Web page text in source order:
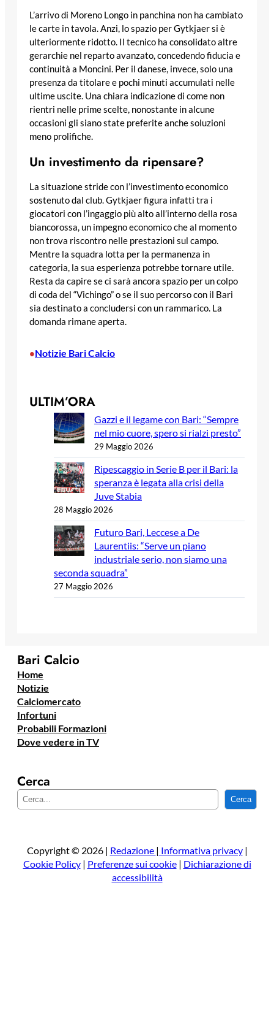
L’arrivo di Moreno Longo in panchina non ha cambiato
le carte in tavola. Anzi, lo spazio per Gytkjaer si è
ulteriormente ridotto. Il tecnico ha consolidato altre
gerarchie nel reparto avanzato, concedendo fiducia e
continuità a Moncini. Per il danese, invece, solo una
presenza da titolare e pochi minuti accumulati nelle
ultime uscite. Una chiara indicazione di come non
rientri nelle prime scelte, nonostante in alcune
occasioni gli siano state preferite anche soluzioni
meno prolifiche.
Un investimento da ripensare?
La situazione stride con l’investimento economico
sostenuto dal club. Gytkjaer figura infatti tra i
giocatori con l’ingaggio più alto all’interno della rosa
biancorossa, un impegno economico che al momento
non trova riscontro nelle prestazioni sul campo.
Mentre la squadra lotta per la permanenza in
categoria, la sua esperienza potrebbe tornare utile.
Resta da capire se ci sarà ancora spazio per un colpo
di coda del “Vichingo” o se il suo percorso con il Bari
sia destinato a concludersi con un rammarico. La
domanda rimane aperta.
•Notizie Bari Calcio
ULTIM’ORA
Gazzi e il legame con Bari: “Sempre
nel mio cuore, spero si rialzi presto”
29 Maggio 2026
Ripescaggio in Serie B per il Bari: la
speranza è legata alla crisi della
Juve Stabia
28 Maggio 2026
Futuro Bari, Leccese a De
Laurentiis: “Serve un piano
industriale serio, non siamo una
seconda squadra”
27 Maggio 2026
Bari Calcio
Home
Notizie
Calciomercato
Infortuni
Probabili Formazioni
Dove vedere in TV
Cerca
e
a
Cerca
Copyright © 2026 | Redazione | Informativa privacy|
Cookie Policy| Preferenze sui cookie| Dichiarazione di
accessibilità